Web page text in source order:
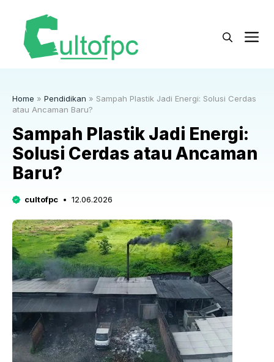
Home » Pendidikan » Sampah Plastik Jadi Energi: Solusi Cerdas
atau Ancaman Baru?
Sampah Plastik Jadi Energi:
Solusi Cerdas atau Ancaman
Baru?
cultofpc 12.06.2026